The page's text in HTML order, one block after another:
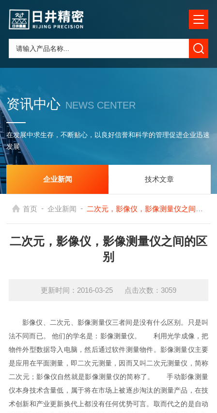
资讯中心 NEWS CENTER
在发展中求生存，不断贴心，以良好信誉和科学的管理促进企业迅速
发展
企业新闻 技术文章
首页 - 企业新闻 - 二次元，影像仪，影像测量仪之间的区别
二次元，影像仪，影像测量仪之间的区
别
更新时间：2016-03-25 点击次数：3059
影像仪、二次元、影像测量仪三者间是没有什么区别。只是叫
法不同而已。 他们的学名是：影像测量仪。
利用光学成像，把
物件外型数据导入电脑，然后通过软件测量物件。影像测量仪主要
是应用在平面测量，即二次元测量，因而又叫二次元测量仪，简称
二次元；影像仪自然就是影像测量仪的简称了。
手动影像测量
仪本身技术含量低，属于将在市场上被逐步淘汰的测量产品，在技
术创新和产业更新换代上都没有任何优势可言。取而代之的是自动